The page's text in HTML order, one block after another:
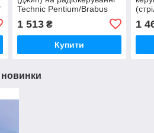
Technic Pentium/Brabus
(484 деталі) арт. FF 10031
1 513₴
Купити
1
новинки